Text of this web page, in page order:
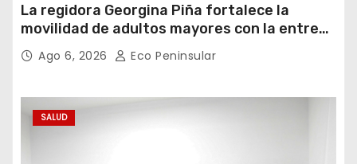
La regidora Georgina Piña fortalece la
movilidad de adultos mayores con la entrega
de aparatos ortopédicos
Ago 6, 2026 Eco Peninsular
SALUD